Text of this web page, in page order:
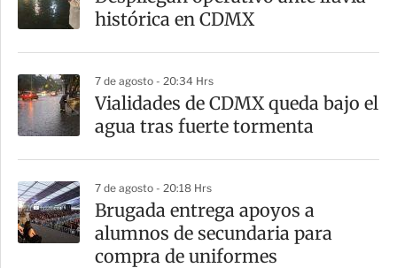
histórica en CDMX
7 de agosto - 20:34 Hrs
Vialidades de CDMX queda bajo el
agua tras fuerte tormenta
7 de agosto - 20:18 Hrs
Brugada entrega apoyos a
alumnos de secundaria para
compra de uniformes